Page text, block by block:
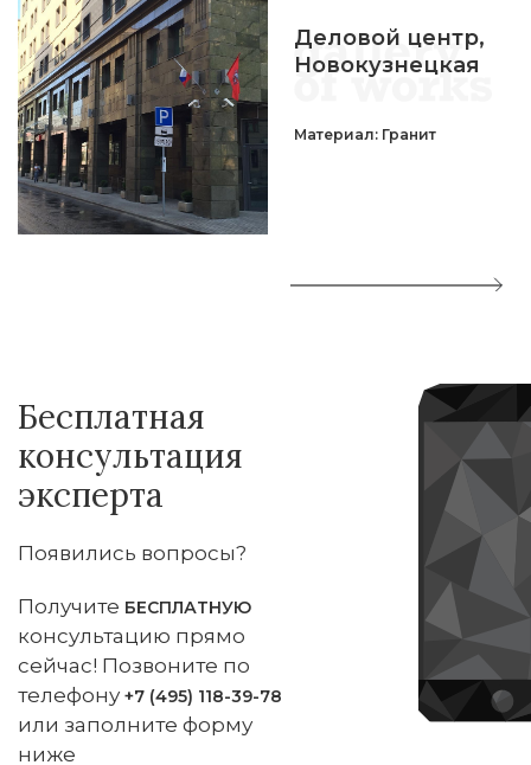
Деловой центр,
Новокузнецкая
Материал: Гранит
Бесплатная
консультация
эксперта
Появились вопросы?
Получите БЕСПЛАТНУЮ
консультацию прямо
сейчас! Позвоните по
телефону +7 (495) 118-39-78
или заполните форму
ниже